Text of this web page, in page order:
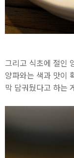
그리고 식초에 절인
양파와는 색과 맛이
막 담궈뒀다고 하는